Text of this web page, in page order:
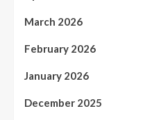
March 2026
February 2026
January 2026
December 2025